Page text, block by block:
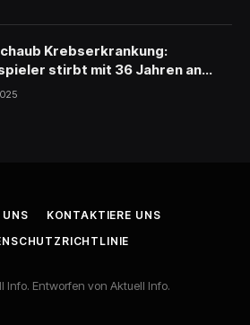
Krebserkrankung:
stirbt mit 36 Jahren an
Krankheit
UNS
KONTAKTIERE UNS
Info. Entworfen von Aktuell Info.